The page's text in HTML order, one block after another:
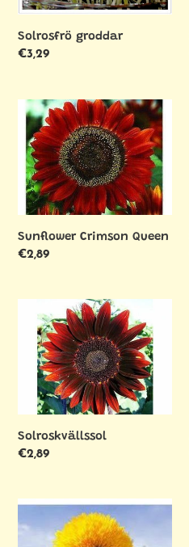
Solrosfrö groddar
Ordinarie
€3,29
Sunflower
Crimson
Queen
Sunflower Crimson Queen
Ordinarie
€2,89
Solroskvällssol
Solroskvällssol
Ordinarie
€2,89
Solros
Nallebjörn